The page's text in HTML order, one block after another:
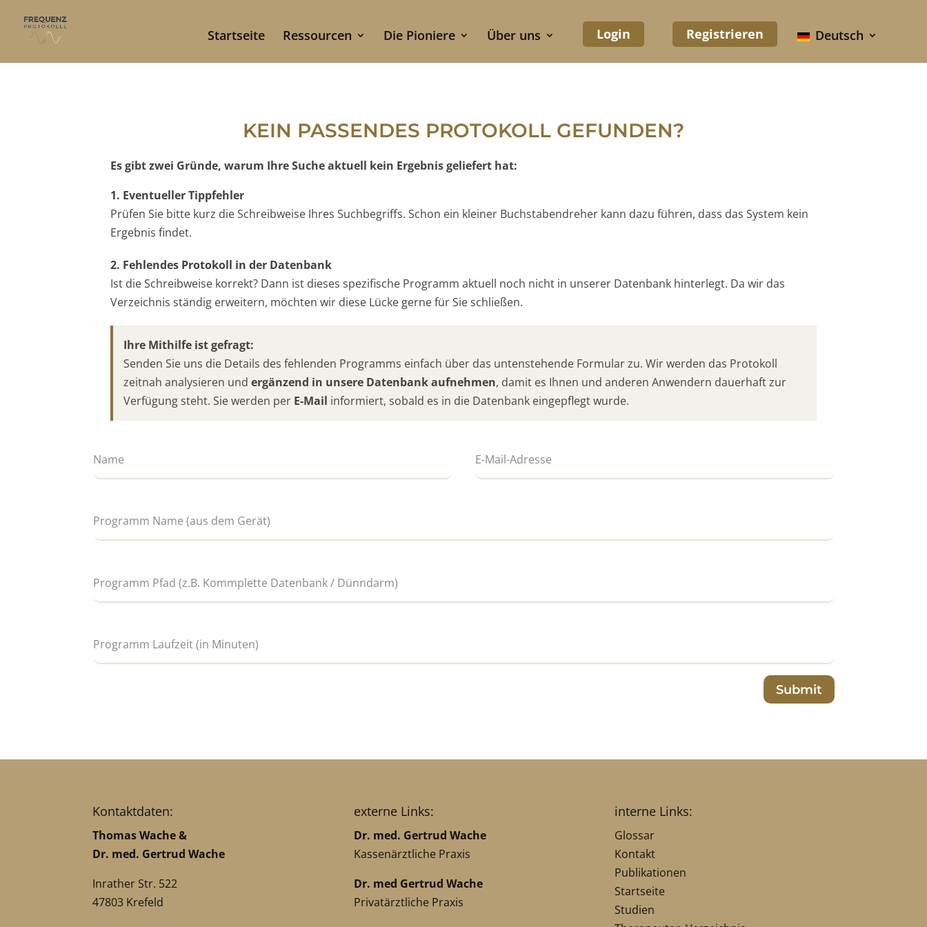
Startseite Ressourcen Die Pioniere Über uns Login Registrieren Deutsch
KEIN PASSENDES PROTOKOLL GEFUNDEN?
Es gibt zwei Gründe, warum Ihre Suche aktuell kein Ergebnis geliefert hat:
1. Eventueller Tippfehler
Prüfen Sie bitte kurz die Schreibweise Ihres Suchbegriffs. Schon ein kleiner Buchstabendreher kann dazu führen, dass das System kein
Ergebnis findet.
2. Fehlendes Protokoll in der Datenbank
Ist die Schreibweise korrekt? Dann ist dieses spezifische Programm aktuell noch nicht in unserer Datenbank hinterlegt. Da wir das
Verzeichnis ständig erweitern, möchten wir diese Lücke gerne für Sie schließen.
Ihre Mithilfe ist gefragt:
Senden Sie uns die Details des fehlenden Programms einfach über das untenstehende Formular zu. Wir werden das Protokoll
zeitnah analysieren und ergänzend in unsere Datenbank aufnehmen, damit es Ihnen und anderen Anwendern dauerhaft zur
Verfügung steht. Sie werden per E-Mail informiert, sobald es in die Datenbank eingepflegt wurde.
Submit
Kontaktdaten:
Thomas Wache &
Dr. med. Gertrud Wache
Inrather Str. 522
47803 Krefeld
externe Links:
Dr. med. Gertrud Wache
Kassenärztliche Praxis
Dr. med Gertrud Wache
Privatärztliche Praxis
interne Links:
Glossar
Kontakt
Publikationen
Startseite
Studien